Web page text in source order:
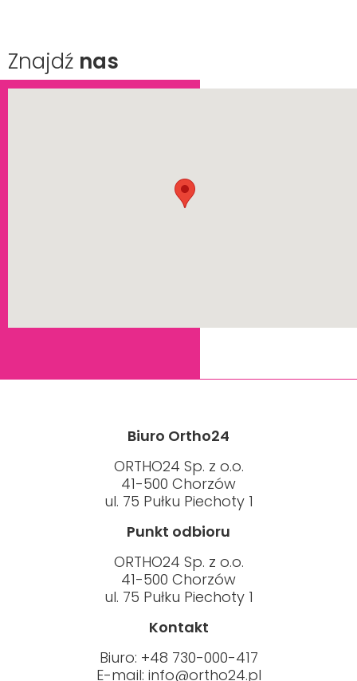
Znajdź nas
Biuro Ortho24
ORTHO24 Sp. z o.o.
41-500 Chorzów
ul. 75 Pułku Piechoty 1
Punkt odbioru
ORTHO24 Sp. z o.o.
41-500 Chorzów
ul. 75 Pułku Piechoty 1
Kontakt
Biuro: +48 730-000-417
E-mail: info@ortho24.pl